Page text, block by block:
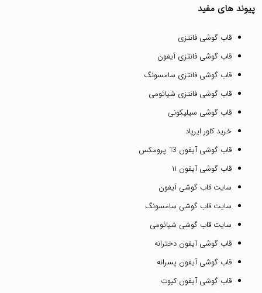
پیوند های مفید
قاب گوشی فانتزی
قاب گوشی فانتزی آیفون
قاب گوشی فانتزی سامسونگ
قاب گوشی فانتزی شیائومی
قاب گوشی سیلیکونی
خرید کاور ایرپاد
قاب گوشی آیفون 13 پرومکس
قاب گوشی آیفون ۱۱
سایت قاب گوشی آیفون
سایت قاب گوشی سامسونگ
سایت قاب گوشی شیائومی
قاب گوشی آیفون دخترانه
قاب گوشی آیفون پسرانه
قاب گوشی آیفون کیوت